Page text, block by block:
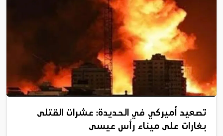
تصعيد أميركي في الحديدة: عشرات القتلى
بغارات على ميناء رأس عيسى